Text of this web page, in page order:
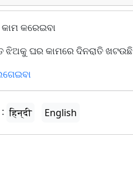
କାମ କରେଇବା
ଝିଅକୁ ଘର କାମରେ ଦିନରାତି ଖଟଉଛି
हिन्दी English